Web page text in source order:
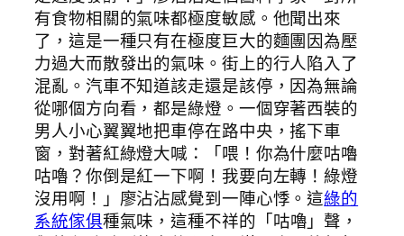
有食物相關的氣味都極度敏感。他聞出來
了，這是一種只有在極度巨大的麵團因為壓
力過大而散發出的氣味。街上的行人陷入了
混亂。汽車不知道該走還是該停，因為無論
從哪個方向看，都是綠燈。一個穿著西裝的
男人小心翼翼地把車停在路中央，搖下車
窗，對著紅綠燈大喊：「喂！你為什麼咕嚕
咕嚕？你倒是紅一下啊！我要向左轉！綠燈
沒用啊！」廖沾沾感覺到一陣心悸。這綠的
系統傢俱種氣味，這種不祥的「咕嚕」聲，